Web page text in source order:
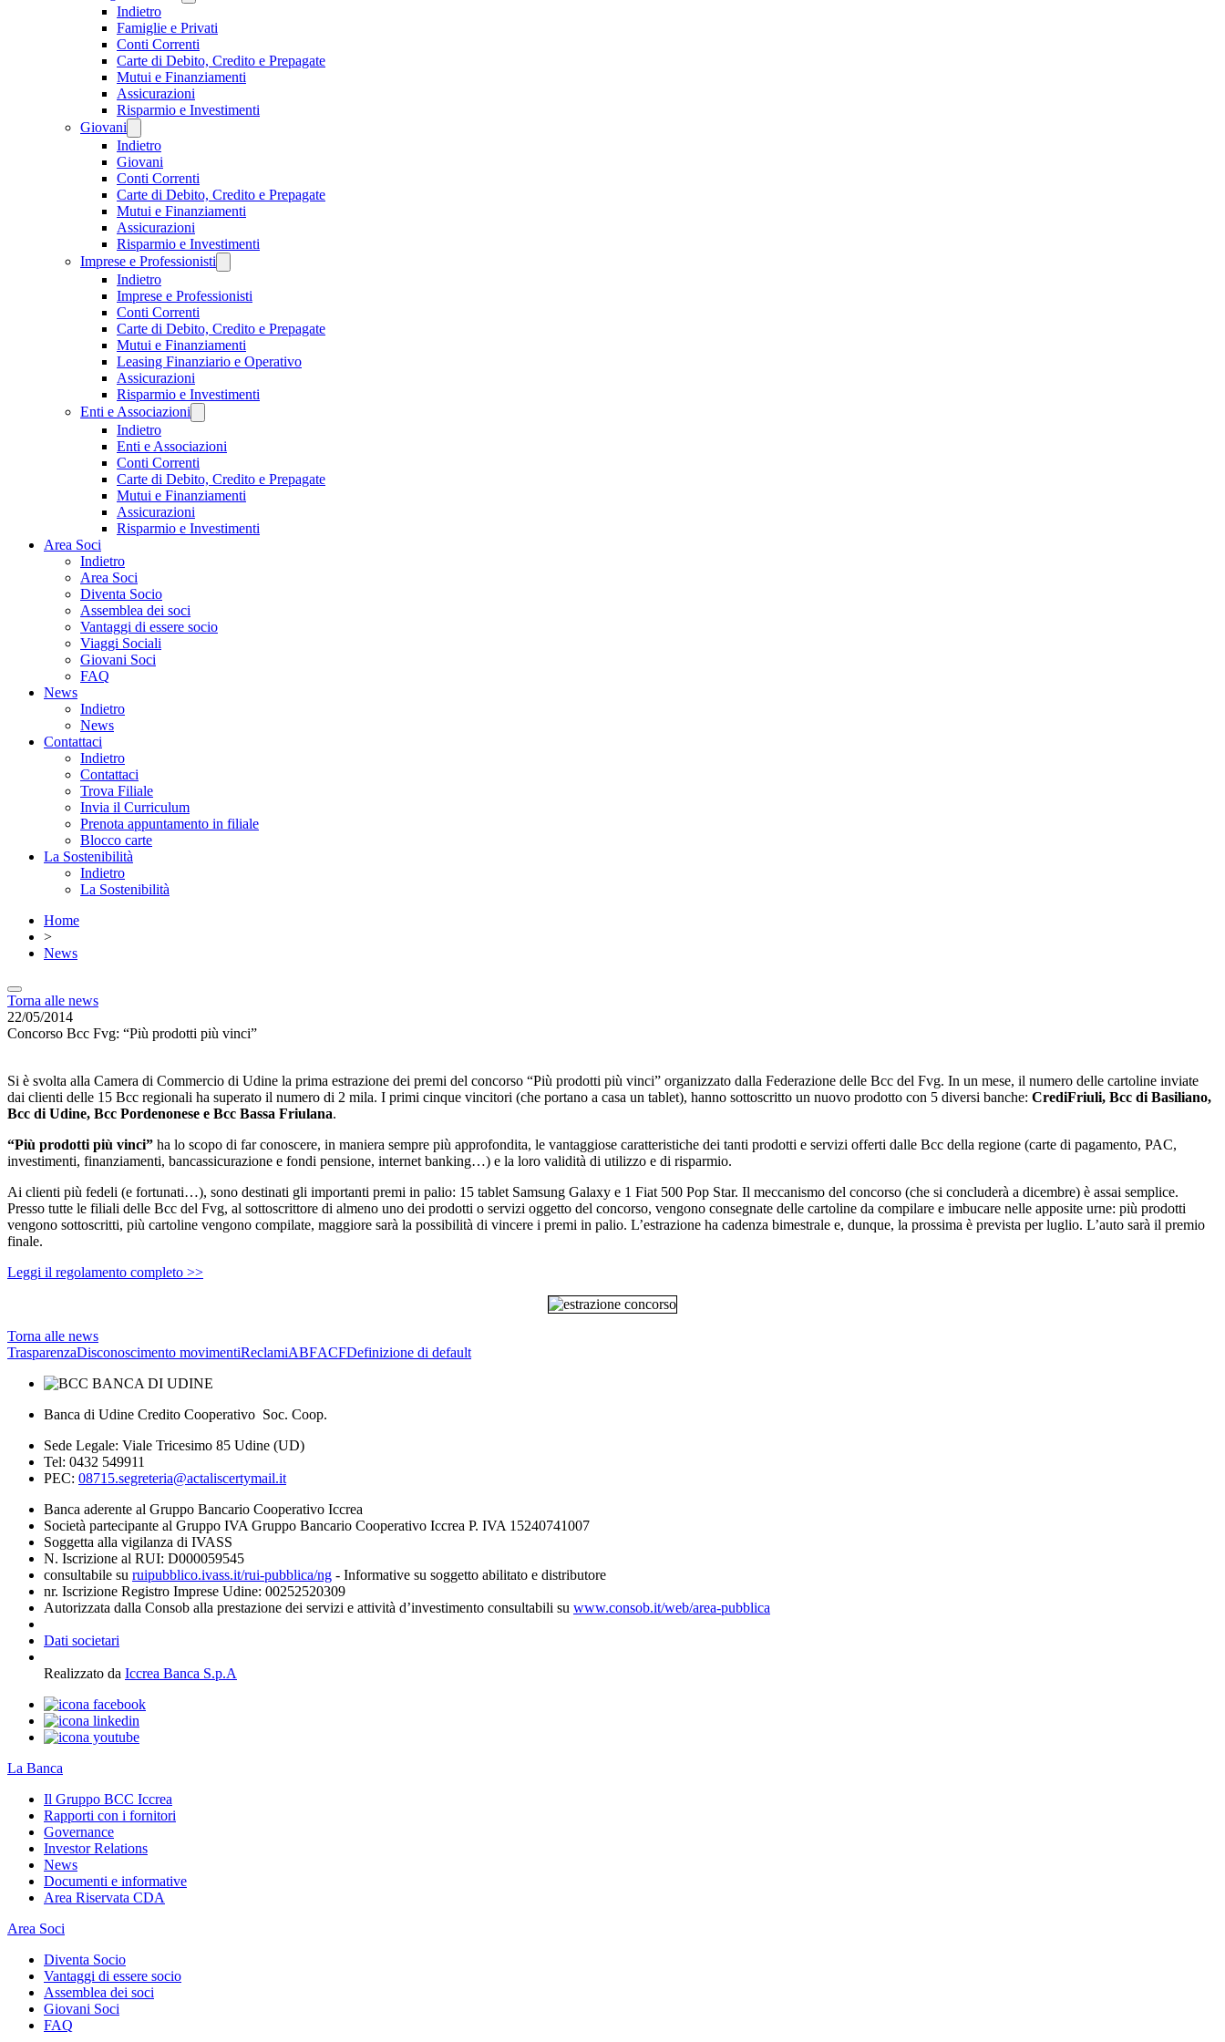
Indietro
Famiglie e Privati
Conti Correnti
Carte di Debito, Credito e Prepagate
Mutui e Finanziamenti
Assicurazioni
Risparmio e Investimenti
Giovani
Indietro
Giovani
Conti Correnti
Carte di Debito, Credito e Prepagate
Mutui e Finanziamenti
Assicurazioni
Risparmio e Investimenti
Imprese e Professionisti
Indietro
Imprese e Professionisti
Conti Correnti
Carte di Debito, Credito e Prepagate
Mutui e Finanziamenti
Leasing Finanziario e Operativo
Assicurazioni
Risparmio e Investimenti
Enti e Associazioni
Indietro
Enti e Associazioni
Conti Correnti
Carte di Debito, Credito e Prepagate
Mutui e Finanziamenti
Assicurazioni
Risparmio e Investimenti
Area Soci
Indietro
Area Soci
Diventa Socio
Assemblea dei soci
Vantaggi di essere socio
Viaggi Sociali
Giovani Soci
FAQ
News
Indietro
News
Contattaci
Indietro
Contattaci
Trova Filiale
Invia il Curriculum
Prenota appuntamento in filiale
Blocco carte
La Sostenibilità
Indietro
La Sostenibilità
Home
>
News
Torna alle news
22/05/2014
Concorso Bcc Fvg: “Più prodotti più vinci”
Si è svolta alla Camera di Commercio di Udine la prima estrazione dei premi del concorso “Più prodotti più vinci” organizzato dalla Federazione delle Bcc del Fvg. In un mese, il numero delle cartoline inviate
dai clienti delle 15 Bcc regionali ha superato il numero di 2 mila. I primi cinque vincitori (che portano a casa un tablet), hanno sottoscritto un nuovo prodotto con 5 diversi banche: CrediFriuli, Bcc di Basiliano,
Bcc di Udine, Bcc Pordenonese e Bcc Bassa Friulana.
“Più prodotti più vinci” ha lo scopo di far conoscere, in maniera sempre più approfondita, le vantaggiose caratteristiche dei tanti prodotti e servizi offerti dalle Bcc della regione (carte di pagamento, PAC,
investimenti, finanziamenti, bancassicurazione e fondi pensione, internet banking…) e la loro validità di utilizzo e di risparmio.
Ai clienti più fedeli (e fortunati…), sono destinati gli importanti premi in palio: 15 tablet Samsung Galaxy e 1 Fiat 500 Pop Star. Il meccanismo del concorso (che si concluderà a dicembre) è assai semplice.
Presso tutte le filiali delle Bcc del Fvg, al sottoscrittore di almeno uno dei prodotti o servizi oggetto del concorso, vengono consegnate delle cartoline da compilare e imbucare nelle apposite urne: più prodotti
vengono sottoscritti, più cartoline vengono compilate, maggiore sarà la possibilità di vincere i premi in palio. L’estrazione ha cadenza bimestrale e, dunque, la prossima è prevista per luglio. L’auto sarà il premio
finale.
Leggi il regolamento completo >>
Torna alle news
TrasparenzaDisconoscimento movimentiReclamiABFACFDefinizione di default
Banca di Udine Credito Cooperativo Soc. Coop.
Sede Legale: Viale Tricesimo 85 Udine (UD)
Tel: 0432 549911
PEC: 08715.segreteria@actaliscertymail.it
Banca aderente al Gruppo Bancario Cooperativo Iccrea
Società partecipante al Gruppo IVA Gruppo Bancario Cooperativo Iccrea P. IVA 15240741007
Soggetta alla vigilanza di IVASS
N. Iscrizione al RUI: D000059545
consultabile su ruipubblico.ivass.it/rui-pubblica/ng - Informative su soggetto abilitato e distributore
nr. Iscrizione Registro Imprese Udine: 00252520309
Autorizzata dalla Consob alla prestazione dei servizi e attività d’investimento consultabili su www.consob.it/web/area-pubblica
Dati societari
Realizzato da Iccrea Banca S.p.A
La Banca
Il Gruppo BCC Iccrea
Rapporti con i fornitori
Governance
Investor Relations
News
Documenti e informative
Area Riservata CDA
Area Soci
Diventa Socio
Vantaggi di essere socio
Assemblea dei soci
Giovani Soci
FAQ